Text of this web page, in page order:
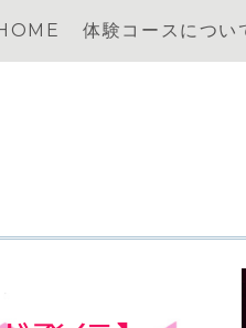
体験コースについ